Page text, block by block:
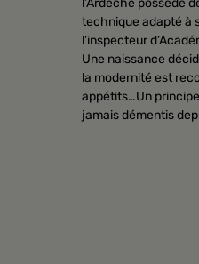
technique adapté à
l’inspecteur
Une naissance
la modernité est
appétits…Un
jamais démentis